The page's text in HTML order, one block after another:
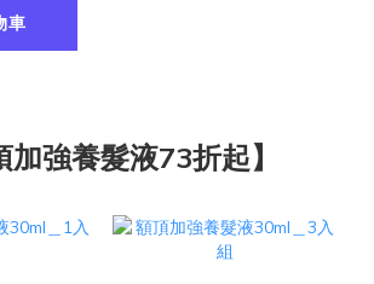
車
加強養髮液73折起】